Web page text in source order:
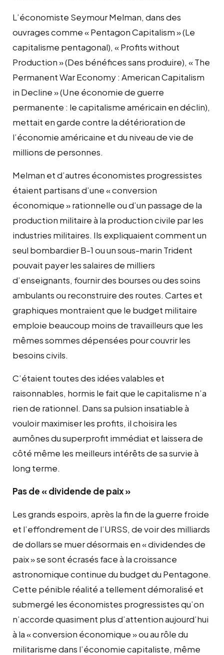
L’économiste Seymour Melman, dans des
ouvrages comme « Pentagon Capitalism » (Le
capitalisme pentagonal), « Profits without
Production » (Des bénéfices sans produire), « The
Permanent War Economy : American Capitalism
in Decline » (Une économie de guerre
permanente : le capitalisme américain en déclin),
mettait en garde contre la détérioration de
l’économie américaine et du niveau de vie de
millions de personnes.
Melman et d’autres économistes progressistes
étaient partisans d’une « conversion
économique » rationnelle ou d’un passage de la
production militaire à la production civile par les
industries militaires. Ils expliquaient comment un
seul bombardier B-1 ou un sous-marin Trident
pouvait payer les salaires de milliers
d’enseignants, fournir des bourses ou des soins
ambulants ou reconstruire des routes. Cartes et
graphiques montraient que le budget militaire
emploie beaucoup moins de travailleurs que les
mêmes sommes dépensées pour couvrir les
besoins civils.
C’étaient toutes des idées valables et
raisonnables, hormis le fait que le capitalisme n’a
rien de rationnel. Dans sa pulsion insatiable à
vouloir maximiser les profits, il choisira les
aumônes du superprofit immédiat et laissera de
côté même les meilleurs intérêts de sa survie à
long terme.
Pas de « dividende de paix »
Les grands espoirs, après la fin de la guerre froide
et l’effondrement de l’URSS, de voir des milliards
de dollars se muer désormais en « dividendes de
paix » se sont écrasés face à la croissance
astronomique continue du budget du Pentagone.
Cette pénible réalité a tellement démoralisé et
submergé les économistes progressistes qu’on
n’accorde quasiment plus d’attention aujourd’hui
à la « conversion économique » ou au rôle du
militarisme dans l’économie capitaliste, même